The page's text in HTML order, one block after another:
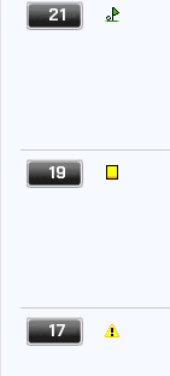
21
19
17